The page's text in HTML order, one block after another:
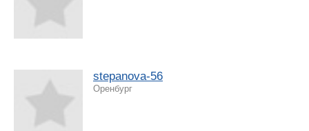
stepanova-56
Оренбург